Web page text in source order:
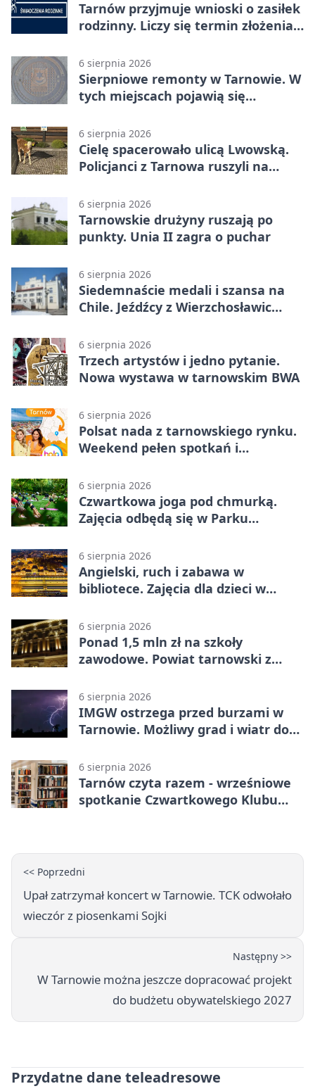
Tarnów przyjmuje wnioski o zasiłek
rodzinny. Liczy się termin złożenia
6 sierpnia 2026
Sierpniowe remonty w Tarnowie. W
tych miejscach pojawią się
6 sierpnia 2026
Cielę spacerowało ulicą Lwowską.
Policjanci z Tarnowa ruszyli na
6 sierpnia 2026
Tarnowskie drużyny ruszają po
punkty. Unia II zagra o puchar
6 sierpnia 2026
Siedemnaście medali i szansa na
Chile. Jeźdźcy z Wierzchosławic
6 sierpnia 2026
Trzech artystów i jedno pytanie.
Nowa wystawa w tarnowskim BWA
6 sierpnia 2026
Polsat nada z tarnowskiego rynku.
Weekend pełen spotkań i
6 sierpnia 2026
Czwartkowa joga pod chmurką.
Zajęcia odbędą się w Parku
6 sierpnia 2026
Angielski, ruch i zabawa w
bibliotece. Zajęcia dla dzieci w
6 sierpnia 2026
Ponad 1,5 mln zł na szkoły
zawodowe. Powiat tarnowski z
6 sierpnia 2026
IMGW ostrzega przed burzami w
Tarnowie. Możliwy grad i wiatr do
6 sierpnia 2026
Tarnów czyta razem - wrześniowe
spotkanie Czwartkowego Klubu
<< Poprzedni
Upał zatrzymał koncert w Tarnowie. TCK odwołało
wieczór z piosenkami Sojki
Następny >>
W Tarnowie można jeszcze dopracować projekt
do budżetu obywatelskiego 2027
Przydatne dane teleadresowe